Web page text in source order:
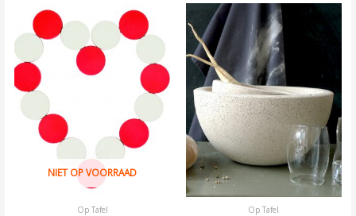
NIET OP VOORRAAD
Op Tafel
Dit
product
heeft
meerdere
variaties.
Deze
optie
kan
gekozen
Op Tafel
Prijsklasse:
variaties.
Deze
optie
kan
gekozen
worden
op